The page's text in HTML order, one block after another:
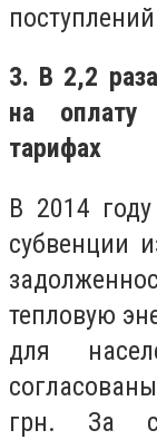
3. В 2,2
на оплату
тарифах
В 2014
субвенции
тепловую
для
грн. За